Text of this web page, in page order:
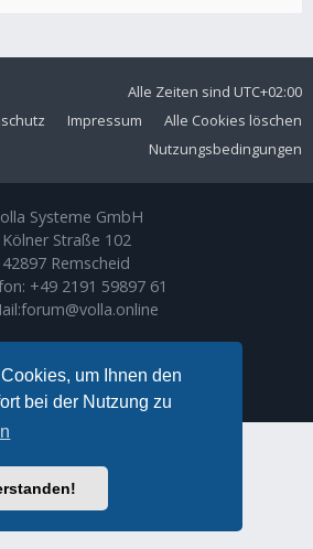
um Ihnen den
bei der Nutzung zu
Alle Zeiten sind UTC+02:00
Alle Cookies löschen
Impressum
Nutzungsbedingungen
Systeme GmbH
Kölner Straße 102
42897 Remscheid
+49 2191 59897 61
forum@volla.online
Theme byGramziu